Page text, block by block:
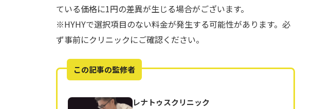
ている価格に1円の差異が生じる場合がございます。
※HYHYで選択項目のない料金が発生する可能性があります。必
ず事前にクリニックにご確認ください。
この記事の監修者
レナトゥスクリニック